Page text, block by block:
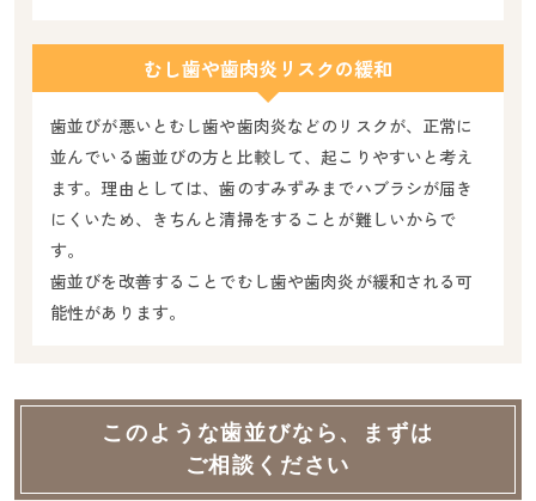
むし歯や歯肉炎リスクの緩和
歯並びが悪いとむし歯や歯肉炎などのリスクが、正常に
並んでいる歯並びの方と比較して、起こりやすいと考え
ます。理由としては、歯のすみずみまでハブラシが届き
にくいため、きちんと清掃をすることが難しいからで
す。
歯並びを改善することでむし歯や歯肉炎が緩和される可
能性があります。
このような歯並びなら、まずは
ご相談ください